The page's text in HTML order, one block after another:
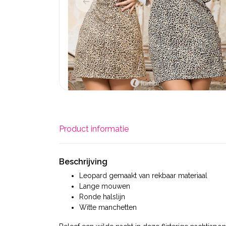
Product informatie
Beschrijving
Leopard gemaakt van rekbaar materiaal
Lange mouwen
Ronde halslijn
Witte manchetten